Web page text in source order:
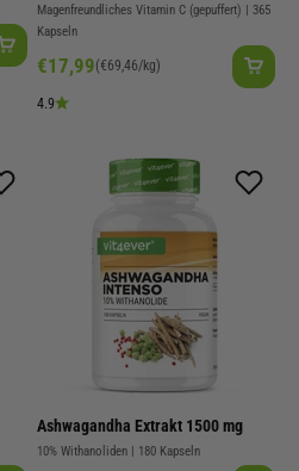
Magenfreundliches Vitamin C (gepuffert) | 365
Kapseln
Angebot
€17,99(€69,46/kg)
4.9
Ashwagandha Extrakt 1500 mg
10% Withanoliden | 180 Kapseln